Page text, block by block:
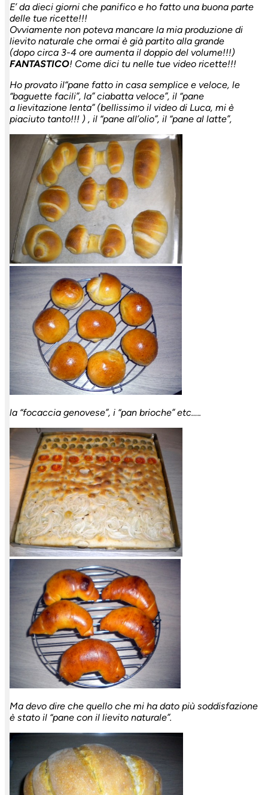
E’ da dieci giorni che panifico e ho fatto una buona parte
delle tue ricette!!!
Ovviamente non poteva mancare la mia produzione di
lievito naturale che ormai è già partito alla grande
(dopo circa 3-4 ore aumenta il doppio del volume!!!)
FANTASTICO! Come dici tu nelle tue video ricette!!!
Ho provato il“pane fatto in casa semplice e veloce, le
“baguette facili”, la” ciabatta veloce”, il “pane
a lievitazione lenta” (bellissimo il video di Luca, mi è
piaciuto tanto!!! ) , il “pane all’olio”, il “pane al latte”,
la “focaccia genovese”, i “pan brioche” etc…..
Ma devo dire che quello che mi ha dato più soddisfazione
è stato il “pane con il lievito naturale”.